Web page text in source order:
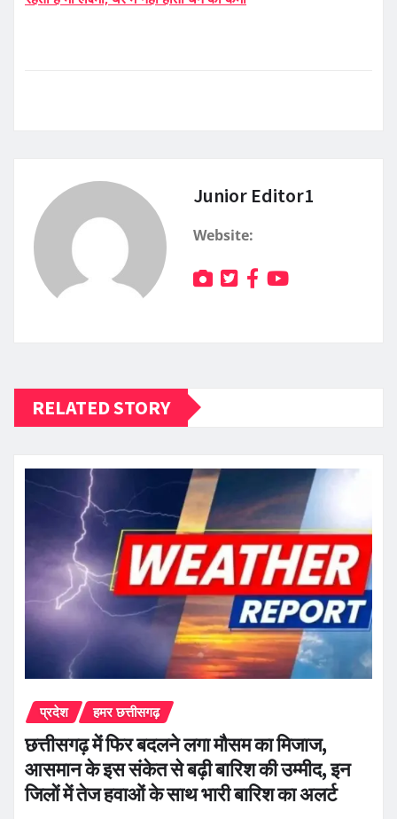
Junior Editor1
Website:
RELATED STORY
प्रदेश हमर छत्तीसगढ़
छत्तीसगढ़ में फिर बदलने लगा मौसम का मिजाज,
आसमान के इस संकेत से बढ़ी बारिश की उम्मीद, इन
जिलों में तेज हवाओं के साथ भारी बारिश का अलर्ट